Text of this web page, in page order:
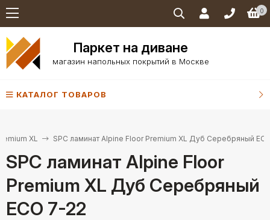
0
Паркет на диване
магазин напольных покрытий в Москве
КАТАЛОГ ТОВАРОВ
XL SPC ламинат Alpine Floor Premium XL Дуб Серебряный
SPC ламинат Alpine Floor
Premium XL Дуб Серебряный
ECO 7-22